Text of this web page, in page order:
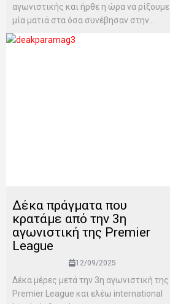
αγωνιστικής και ήρθε η ώρα να ρίξουμε
μία ματιά στα όσα συνέβησαν στην...
Δέκα πράγματα που
κρατάμε από την 3η
αγωνιστική της Premier
League
12/09/2025
Δέκα μέρες μετά την 3η αγωνιστική της
Premier League και ελέω international